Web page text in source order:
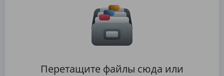
Перетащите файлы сюда или